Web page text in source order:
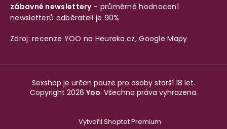
zábavné newslettery- průměrné hodnocení
newsletterů odběrateli je 90%
Zdroj: recenze YOO na Heureka.cz,Google Mapy
Vytvořil Shoptet Premium
Sexshop je určen pouze pro osoby starší 18 let.
Copyright 2026 Yoo. Všechna práva vyhrazena.